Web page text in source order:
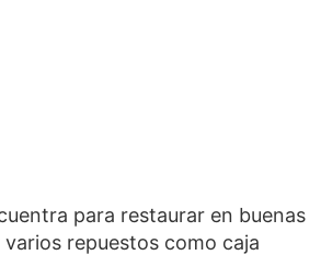
para restaurar en buenas
repuestos como caja